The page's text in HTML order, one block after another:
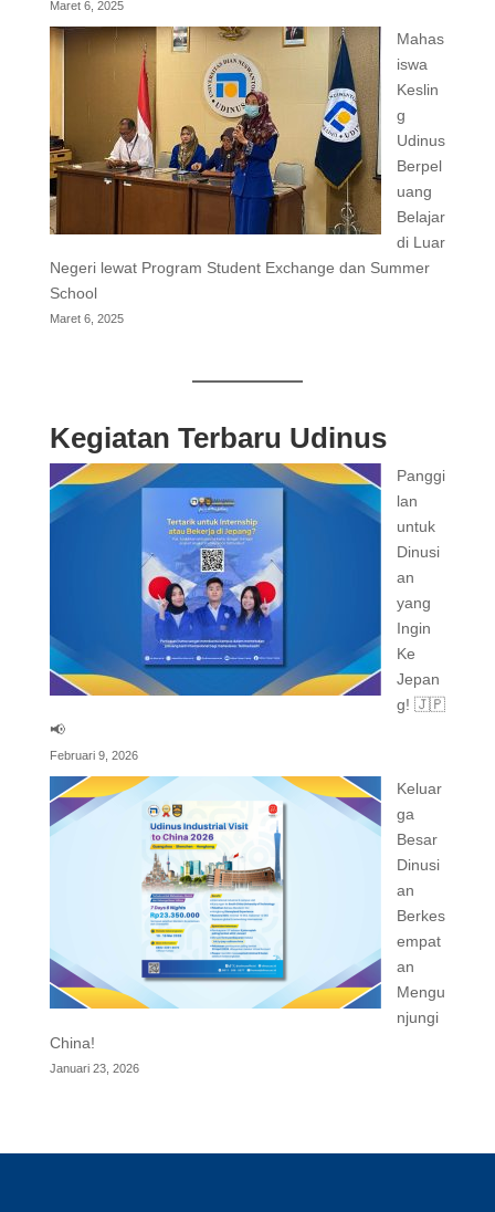
Maret 6, 2025
Mahas
iswa
Keslin
g
Udinus
Berpel
uang
Belajar
di Luar
Negeri lewat Program Student Exchange dan Summer
School
Maret 6, 2025
Kegiatan Terbaru Udinus
Panggi
lan
untuk
Dinusi
an
yang
Ingin
Ke
Jepan
g! 🇯🇵
📢
Februari 9, 2026
Keluar
ga
Besar
Dinusi
an
Berkes
empat
an
Mengu
njungi
China!
Januari 23, 2026